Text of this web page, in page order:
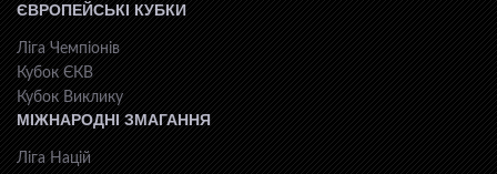
ЄВРОПЕЙСЬКІ КУБКИ
Ліга Чемпіонів
Кубок ЄКВ
Кубок Виклику
МІЖНАРОДНІ ЗМАГАННЯ
Ліга Націй